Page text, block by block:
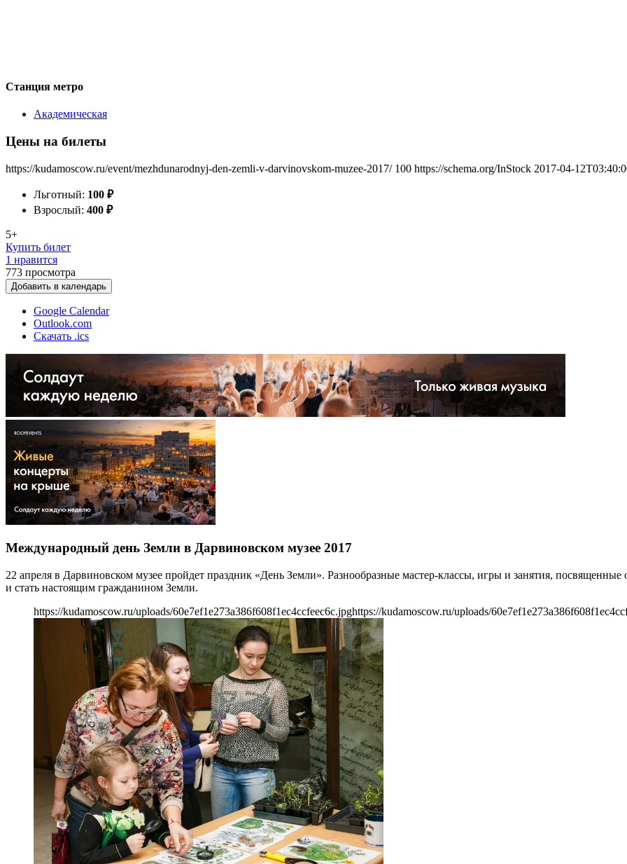
Станция метро
Академическая
Цены на билеты
https://kudamoscow.ru/event/mezhdunarodnyj-den-zemli-v-darvinovskom-muzee-2017/ 100 https://schema.org/InStock 2017-04-
Льготный: 100 ₽
Взрослый: 400 ₽
5+
Купить билет
1 нравится
773 просмотра
Добавить в календарь
Google Calendar
Outlook.com
Скачать .ics
Международный день Земли в Дарвиновском музее 2017
22 апреля в Дарвиновском музее пройдет праздник «День Земли». Разнообразные мастер-классы, игры и занятия,
и стать настоящим гражданином Земли.
https://kudamoscow.ru/uploads/60e7ef1e273a386f608f1ec4ccfeec6c.jpghttps://kudamoscow.ru/uploads/